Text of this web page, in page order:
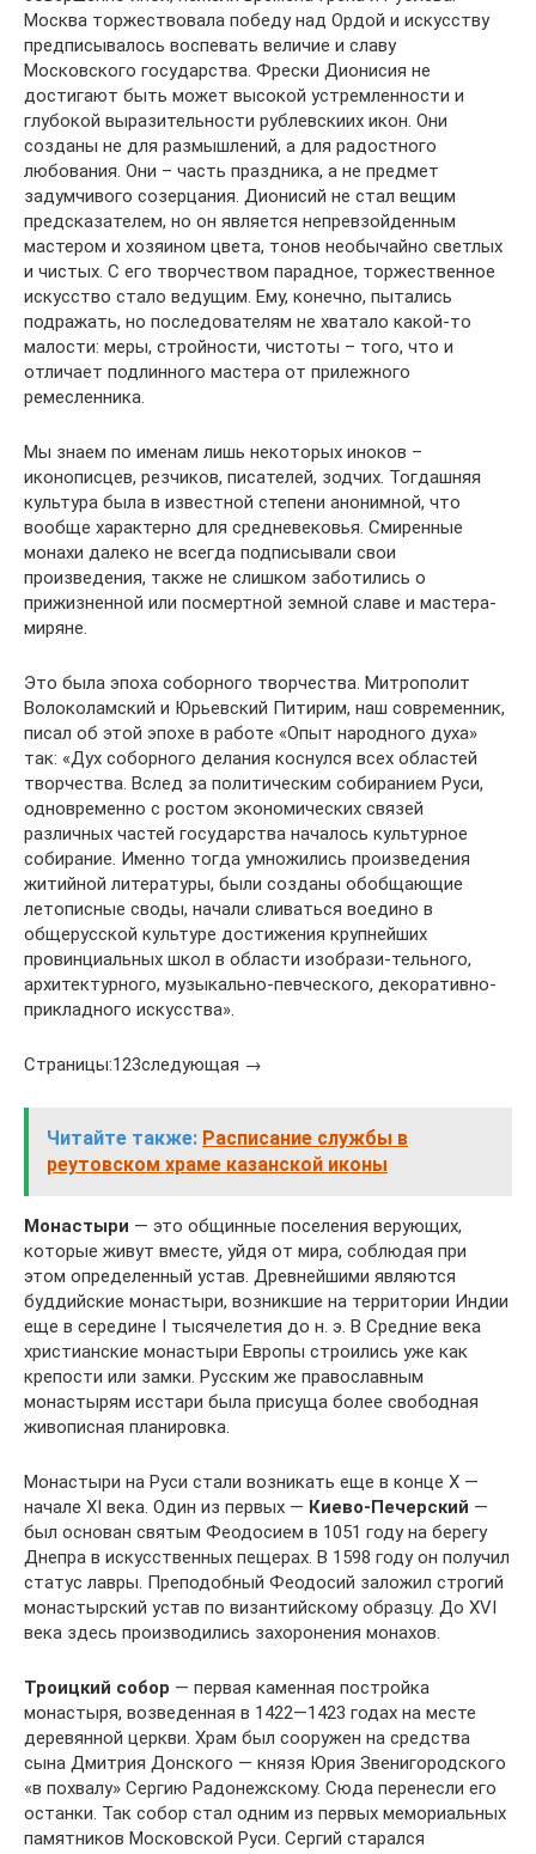
Москва торжествовала победу над Ордой и искусству
предписывалось воспевать величие и славу
Московского государства. Фрески Дионисия не
достигают быть может высокой устремленности и
глубокой выразительности рублевскиих икон. Они
созданы не для размышлений, а для радостного
любования. Они – часть праздника, а не предмет
задумчивого созерцания. Дионисий не стал вещим
предсказателем, но он является непревзойденным
мастером и хозяином цвета, тонов необычайно светлых
и чистых. С его творчеством парадное, торжественное
искусство стало ведущим. Ему, конечно, пытались
подражать, но последователям не хватало какой-то
малости: меры, стройности, чистоты – того, что и
отличает подлинного мастера от прилежного
ремесленника.
Мы знаем по именам лишь некоторых иноков –
иконописцев, резчиков, писателей, зодчих. Тогдашняя
культура была в известной степени анонимной, что
вообще характерно для средневековья. Смиренные
монахи далеко не всегда подписывали свои
произведения, также не слишком заботились о
прижизненной или посмертной земной славе и мастера-
миряне.
Это была эпоха соборного творчества. Митрополит
Волоколамский и Юрьевский Питирим, наш современник,
писал об этой эпохе в работе «Опыт народного духа»
так: «Дух соборного делания коснулся всех областей
творчества. Вслед за политическим собиранием Руси,
одновременно с ростом экономических связей
различных частей государства началось культурное
собирание. Именно тогда умножились произведения
житийной литературы, были созданы обобщающие
летописные своды, начали сливаться воедино в
общерусской культуре достижения крупнейших
провинциальных школ в области изобрази-тельного,
архитектурного, музыкально-певческого, декоративно-
прикладного искусства».
Страницы:123следующая →
Читайте также: Расписание службы в
реутовском храме казанской иконы
Монастыри — это общинные поселения верующих,
которые живут вместе, уйдя от мира, соблюдая при
этом определенный устав. Древнейшими являются
буддийские монастыри, возникшие на территории Индии
еще в середине I тысячелетия до н. э. В Средние века
христианские монастыри Европы строились уже как
крепости или замки. Русским же православным
монастырям исстари была присуща более свободная
живописная планировка.
Монастыри на Руси стали возникать еще в конце X —
начале XI века. Один из первых — Киево-Печерский —
был основан святым Феодосием в 1051 году на берегу
Днепра в искусственных пещерах. В 1598 году он получил
статус лавры. Преподобный Феодосий заложил строгий
монастырский устав по византийскому образцу. До XVI
века здесь производились захоронения монахов.
Троицкий собор — первая каменная постройка
монастыря, возведенная в 1422—1423 годах на месте
деревянной церкви. Храм был сооружен на средства
сына Дмитрия Донского — князя Юрия Звенигородского
«в похвалу» Сергию Радонежскому. Сюда перенесли его
останки. Так собор стал одним из первых мемориальных
памятников Московской Руси. Сергий старался